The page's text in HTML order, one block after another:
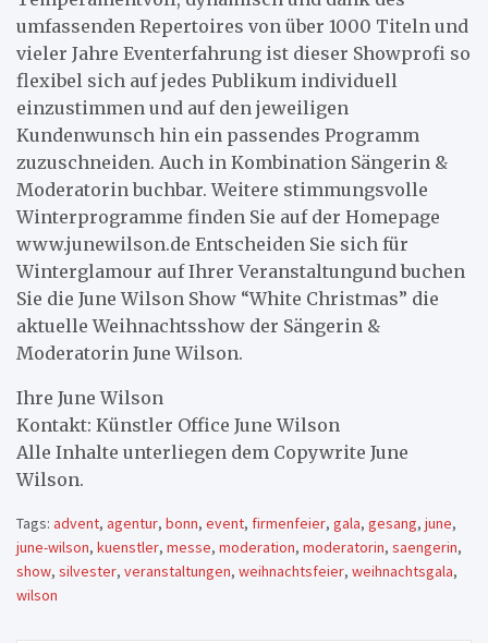
umfassenden Repertoires von über 1000 Titeln und
vieler Jahre Eventerfahrung ist dieser Showprofi so
flexibel sich auf jedes Publikum individuell
einzustimmen und auf den jeweiligen
Kundenwunsch hin ein passendes Programm
zuzuschneiden. Auch in Kombination Sängerin &
Moderatorin buchbar. Weitere stimmungsvolle
Winterprogramme finden Sie auf der Homepage
www.junewilson.de Entscheiden Sie sich für
Winterglamour auf Ihrer Veranstaltungund buchen
Sie die June Wilson Show “White Christmas” die
aktuelle Weihnachtsshow der Sängerin &
Moderatorin June Wilson.
Ihre June Wilson
Kontakt: Künstler Office June Wilson
Alle Inhalte unterliegen dem Copywrite June
Wilson.
Tags: advent, agentur, bonn, event, firmenfeier, gala, gesang, june,
june-wilson, kuenstler, messe, moderation, moderatorin, saengerin,
show, silvester, veranstaltungen, weihnachtsfeier, weihnachtsgala,
wilson